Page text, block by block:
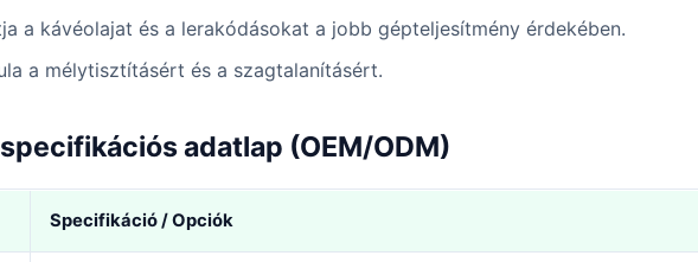
a kávéolajat és a lerakódásokat a jobb gépteljesítmény érdekében.
a mélytisztításért és a szagtalanításért.
adatlap (OEM/ODM)
Specifikáció / Opciók